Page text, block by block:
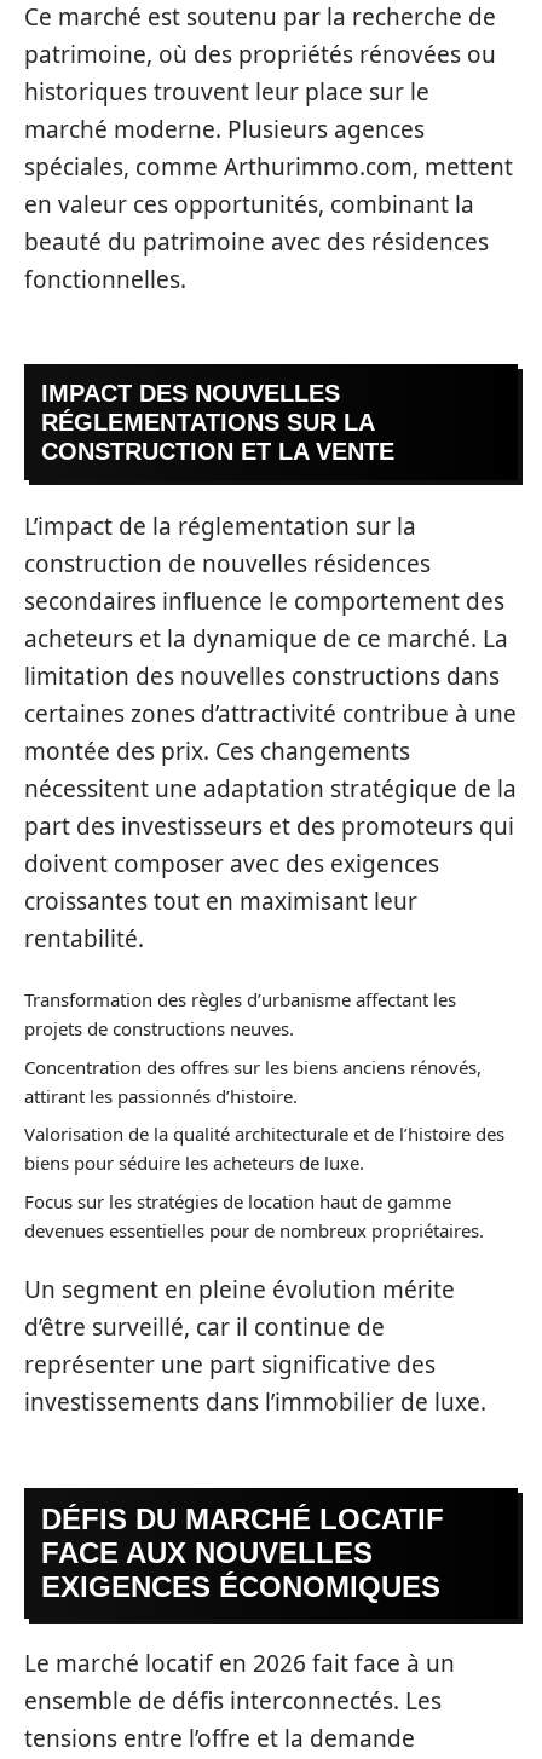
Ce marché est soutenu par la recherche de
patrimoine, où des propriétés rénovées ou
historiques trouvent leur place sur le
marché moderne. Plusieurs agences
spéciales, comme Arthurimmo.com, mettent
en valeur ces opportunités, combinant la
beauté du patrimoine avec des résidences
fonctionnelles.
IMPACT DES NOUVELLES
RÉGLEMENTATIONS SUR LA
CONSTRUCTION ET LA VENTE
L’impact de la réglementation sur la
construction de nouvelles résidences
secondaires influence le comportement des
acheteurs et la dynamique de ce marché. La
limitation des nouvelles constructions dans
certaines zones d’attractivité contribue à une
montée des prix. Ces changements
nécessitent une adaptation stratégique de la
part des investisseurs et des promoteurs qui
doivent composer avec des exigences
croissantes tout en maximisant leur
rentabilité.
Transformation des règles d’urbanisme affectant les
projets de constructions neuves.
Concentration des offres sur les biens anciens rénovés,
attirant les passionnés d’histoire.
Valorisation de la qualité architecturale et de l’histoire des
biens pour séduire les acheteurs de luxe.
Focus sur les stratégies de location haut de gamme
devenues essentielles pour de nombreux propriétaires.
Un segment en pleine évolution mérite
d’être surveillé, car il continue de
représenter une part significative des
investissements dans l’immobilier de luxe.
DÉFIS DU MARCHÉ LOCATIF
FACE AUX NOUVELLES
EXIGENCES ÉCONOMIQUES
Le marché locatif en 2026 fait face à un
ensemble de défis interconnectés. Les
tensions entre l’offre et la demande